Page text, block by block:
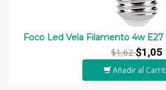
Foco Led Vela Filamento 4w
$1,62$1,05
Añadir al